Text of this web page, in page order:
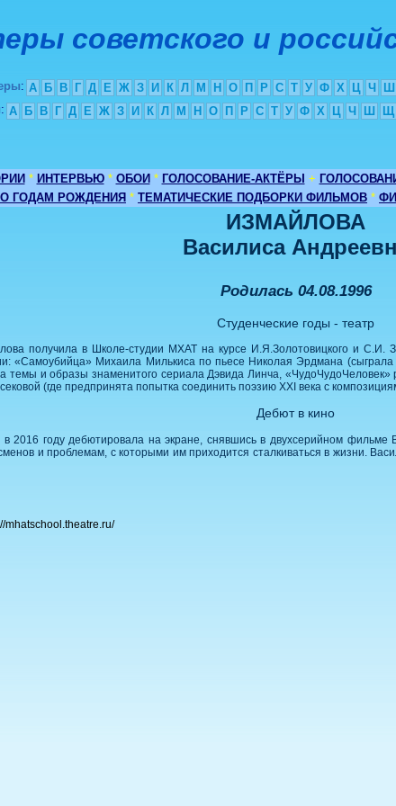
советского и
: А Б В Г Д Е Ж З И К Л М Н О П Р С Т У Ф Х Ц Ч Ш
: А Б В Г Д Е Ж З И К Л М Н О П Р С Т У Ф Х Ц Ч Ш Щ
* ИНТЕРВЬЮ * ОБОИ * ГОЛОСОВАНИЕ-АКТЁРЫ +
ГОДАМ РОЖДЕНИЯ * ТЕМАТИЧЕСКИЕ ПОДБОРКИ ФИЛЬМОВ *
ИЗМАЙЛОВА
Василиса
Родилась 04.08.1996
Студенческие годы - театр
получила в Школе-студии МХАТ на курсе И.Я.Золотовицкого и С.И.
«Самоубийца» Михаила Милькиса по пьесе Николая Эрдмана
темы и образы знаменитого сериала Дэвида Линча,
(где предпринята попытка соединить поэзию XXI века с
Дебют в кино
в 2016 году дебютировала на экране, снявшись в двухсерийном фильме
и проблемам, с которыми им приходится сталкиваться в жизни.